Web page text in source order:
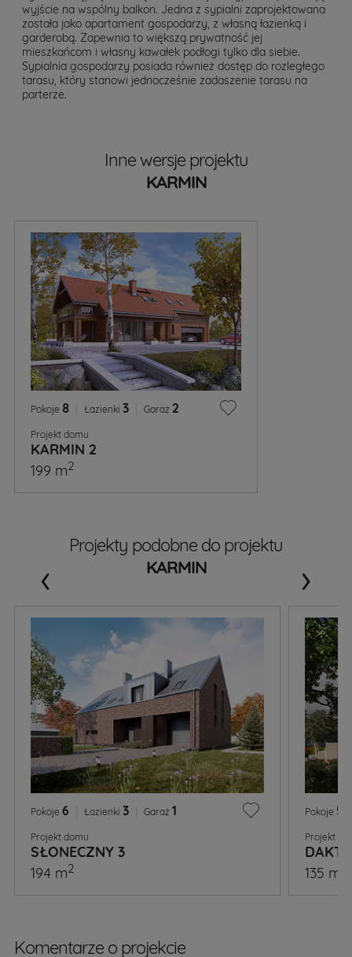
wyjście na wspólny balkon. Jedna z sypialni zaprojektowana
została jako apartament gospodarzy, z własną łazienką i
garderobą. Zapewnia to większą prywatność jej
mieszkańcom i własny kawałek podłogi tylko dla siebie.
Sypialnia gospodarzy posiada również dostęp do rozległego
tarasu, który stanowi jednocześnie zadaszenie tarasu na
parterze.
Inne wersje projektu
KARMIN
Pokoje 8 Łazienki 3 Garaż 2
Projekt domu
KARMIN 2
199 m2
Projekty podobne do projektu
KARMIN
Pokoje 6 Łazienki 3 Garaż 1
Projekt domu
SŁONECZNY 3
194 m2
Pokoje 5
Projekt
135 m
‹ ›
Komentarze o projekcie